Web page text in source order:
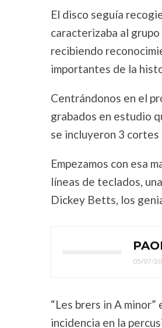
El disco seguía
caracterizaba al
recibiendo
importantes de la
Centrándonos en el
grabados en estudio
se incluyeron 3 cortes
Empezamos con esa
líneas de teclados,
Dickey Betts, los
05/07/
“Les brers in A
incidencia en la